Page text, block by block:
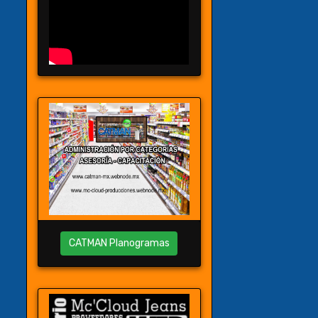
CATMAN Planogramas